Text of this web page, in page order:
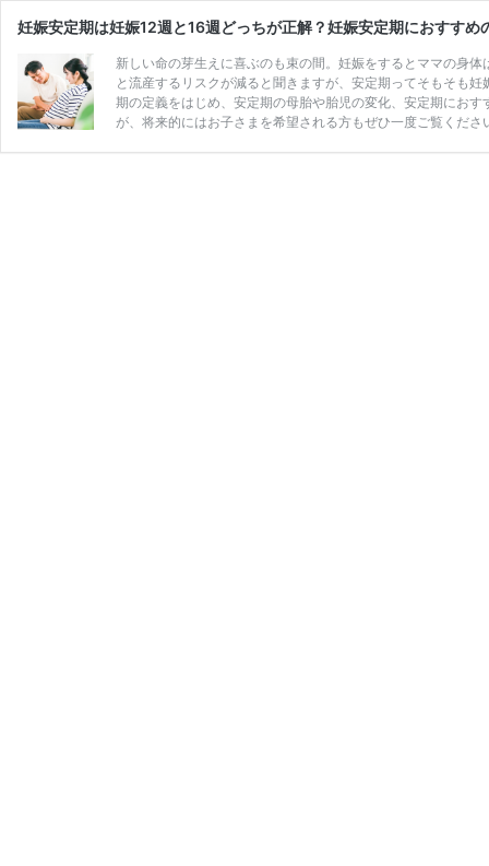
妊娠安定期は妊娠12週と16週どっちが正解？妊娠安定期におすす
新しい命の芽生えに喜ぶのも束の間。妊娠をするとママの身
と流産するリスクが減ると聞きますが、安定期ってそもそも
期の定義をはじめ、安定期の母胎や胎児の変化、安定期にお
が、将来的にはお子さまを希望される方もぜひ一度ご覧くだ